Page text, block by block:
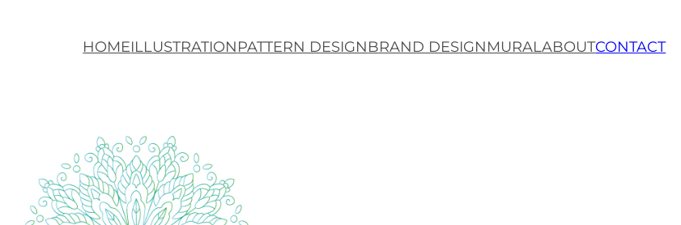
HOMEILLUSTRATIONPATTERN DESIGNBRAND DESIGNMURALABOUTCONTACT